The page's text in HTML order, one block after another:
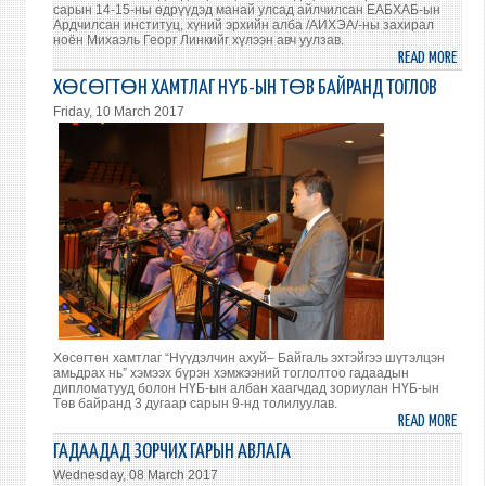
АВЧ
сарын 14-15-ны өдрүүдэд манай улсад айлчилсан ЕАБХАБ-ын
Ардчилсан институц, хүний эрхийн алба /АИХЭА/-ны захирал
ноён Михаэль Георг Линкийг хүлээн авч уулзав.
READ MORE
ГЕОРГ
ХӨСӨГТӨН ХАМТЛАГ НҮБ-ЫН ТӨВ БАЙРАНД ТОГЛОВ
Friday, 10 March 2017
Хөсөгтөн хамтлаг “Нүүдэлчин ахуй– Байгаль эхтэйгээ шүтэлцэн
амьдрах нь” хэмээх бүрэн хэмжээний тоглолтоо гадаадын
дипломатууд болон НҮБ-ын албан хаагчдад зориулан НҮБ-ын
Төв байранд 3 дугаар сарын 9-нд толилуулав.
READ MORE
ГАДААДАД ЗОРЧИХ ГАРЫН АВЛАГА
Wednesday, 08 March 2017